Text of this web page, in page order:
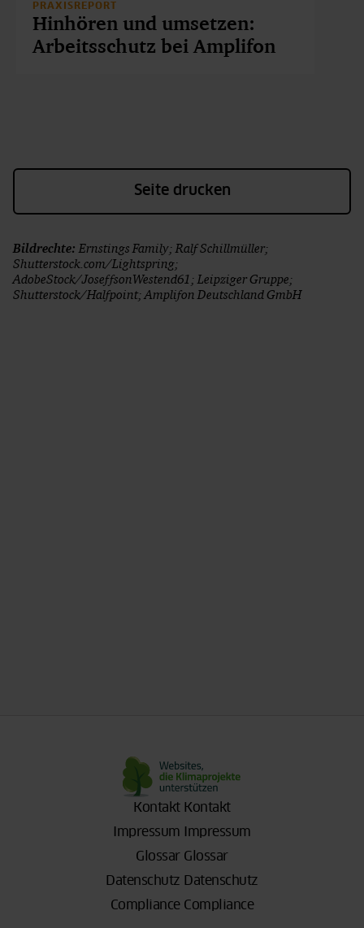
PRAXISREPORT
Hinhören und umsetzen:
Arbeitsschutz bei Amplifon
Seite drucken
Bildrechte: Ernstings Family; Ralf Schillmüller;
Shutterstock.com/Lightspring;
AdobeStock/JoseffsonWestend61; Leipziger Gruppe;
Shutterstock/Halfpoint; Amplifon Deutschland GmbH
Kontakt Kontakt
Impressum
Impressum
Glossar Glossar
Datenschutz
Datenschutz
Compliance Compliance